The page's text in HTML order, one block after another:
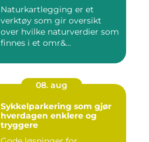
Naturkartlegging er et
verktøy som gir oversikt
over hvilke naturverdier som
finnes i et omr&...
08. aug
Sykkelparkering som gjør
hverdagen enklere og
tryggere